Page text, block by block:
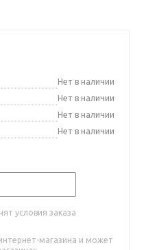
Нет в наличии
Нет в наличии
Нет в наличии
Нет в наличии
условия заказа
магазина и может